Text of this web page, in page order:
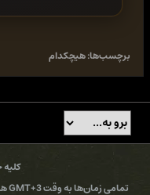
برچسب‌ها:هیچکدام
تمامی زمان‌ها به وقت GMT+3 هستند. این صفحه در 11:41 PM ایجاد شده است.